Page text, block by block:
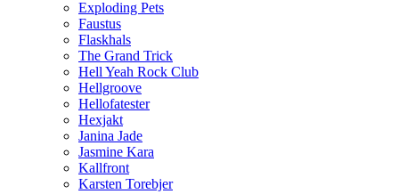
Exploding Pets
Faustus
Flaskhals
The Grand Trick
Hell Yeah Rock Club
Hellgroove
Hellofatester
Hexjakt
Janina Jade
Jasmine Kara
Kallfront
Karsten Torebjer